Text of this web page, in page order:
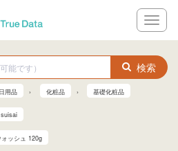
メ
ニ
ー
検索
日用品 化粧品 基礎化粧品
suisai
ッシュ 120g